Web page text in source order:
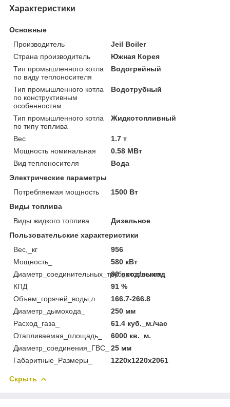
Характеристики
Основные
Производитель
Jeil Boiler
Страна производитель
Южная Корея
Тип промышленного котла
по виду теплоносителя
Водогрейный
Тип промышленного котла
по конструктивным
особенностям
Водотрубный
Тип промышленного котла
по типу топлива
Жидкотопливный
Вес
1.7 т
Мощность номинальная
0.58 МВт
Вид теплоносителя
Вода
Электрические параметры
Потребляемая мощность
1500 Вт
Виды топлива
Виды жидкого топлива
Дизельное
Пользовательские характеристики
Вес,_кг
956
Мощность_
580 кВт
Диаметр_соединительных_труб_отопления_
80 вход/выход
КПД
91 %
Объем_горячей_воды,л
166.7-266.8
Диаметр_дымохода_
250 мм
Расход_газа_
61.4 куб._м./час
Отапливаемая_площадь_
6000 кв._м.
Диаметр_соединения_ГВС_
25 мм
Габаритные_Размеры_
1220х1220х2061
Скрыть